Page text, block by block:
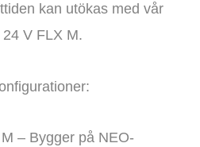
kan utökas med vår
V FLX M.
– Bygger på NEO-